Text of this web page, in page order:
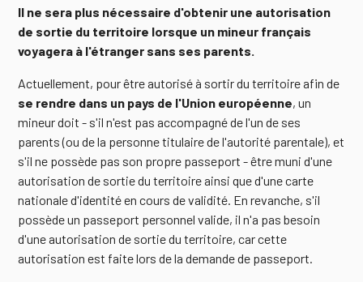
Il ne sera plus nécessaire d'obtenir une autorisation
de sortie du territoire lorsque un mineur français
voyagera à l'étranger sans ses parents.
Actuellement, pour être autorisé à sortir du territoire afin de
se rendre dans un pays de l'Union européenne, un
mineur doit - s'il n'est pas accompagné de l'un de ses
parents (ou de la personne titulaire de l'autorité parentale), et
s'il ne possède pas son propre passeport - être muni d'une
autorisation de sortie du territoire ainsi que d'une carte
nationale d'identité en cours de validité. En revanche, s'il
possède un passeport personnel valide, il n'a pas besoin
d'une autorisation de sortie du territoire, car cette
autorisation est faite lors de la demande de passeport.